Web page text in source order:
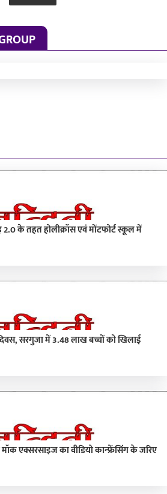
के तहत होलीक्रॉस एवं मोंटफोर्ट स्कूल में
दिवस, सरगुजा में 3.48 लाख बच्चों को खिलाई
एक्सरसाइज का वीडियो कान्फ्रेंसिंग के जरिए